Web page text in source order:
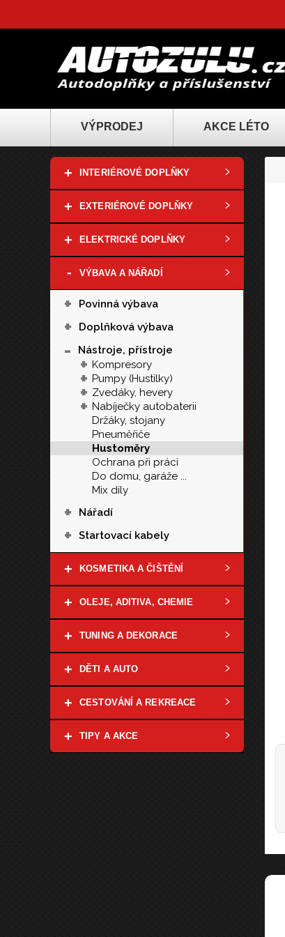
VÝPRODEJ AKCE LÉTO
+ INTERIÉROVÉ DOPLŇKY
+ EXTERIÉROVÉ DOPLŇKY
+ ELEKTRICKÉ DOPLŇKY
- VÝBAVA A NÁŘADÍ
+ Povinná výbava
+ Doplňková výbava
- Nástroje, přístroje
+ Kompresory
+ Pumpy (Hustilky)
+ Zvedáky, hevery
+ Nabíječky autobaterii
Držáky, stojany
Pneuměřiče
Hustoměry
Ochrana při práci
Do domu, garáže ...
Mix díly
+ Nářadí
+ Startovací kabely
+ KOSMETIKA A ČIŠTĚNÍ
+ OLEJE, ADITIVA, CHEMIE
+ TUNING A DEKORACE
+ DĚTI A AUTO
+ CESTOVÁNÍ A REKREACE
+ TIPY A AKCE